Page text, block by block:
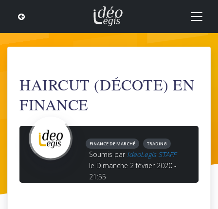
HAIRCUT (DÉCOTE) EN
FINANCE
FINANCE DE MARCHÉ TRADING
Soumis par IdeoLegis STAFF
le Dimanche 2 février 2020 -
21:55